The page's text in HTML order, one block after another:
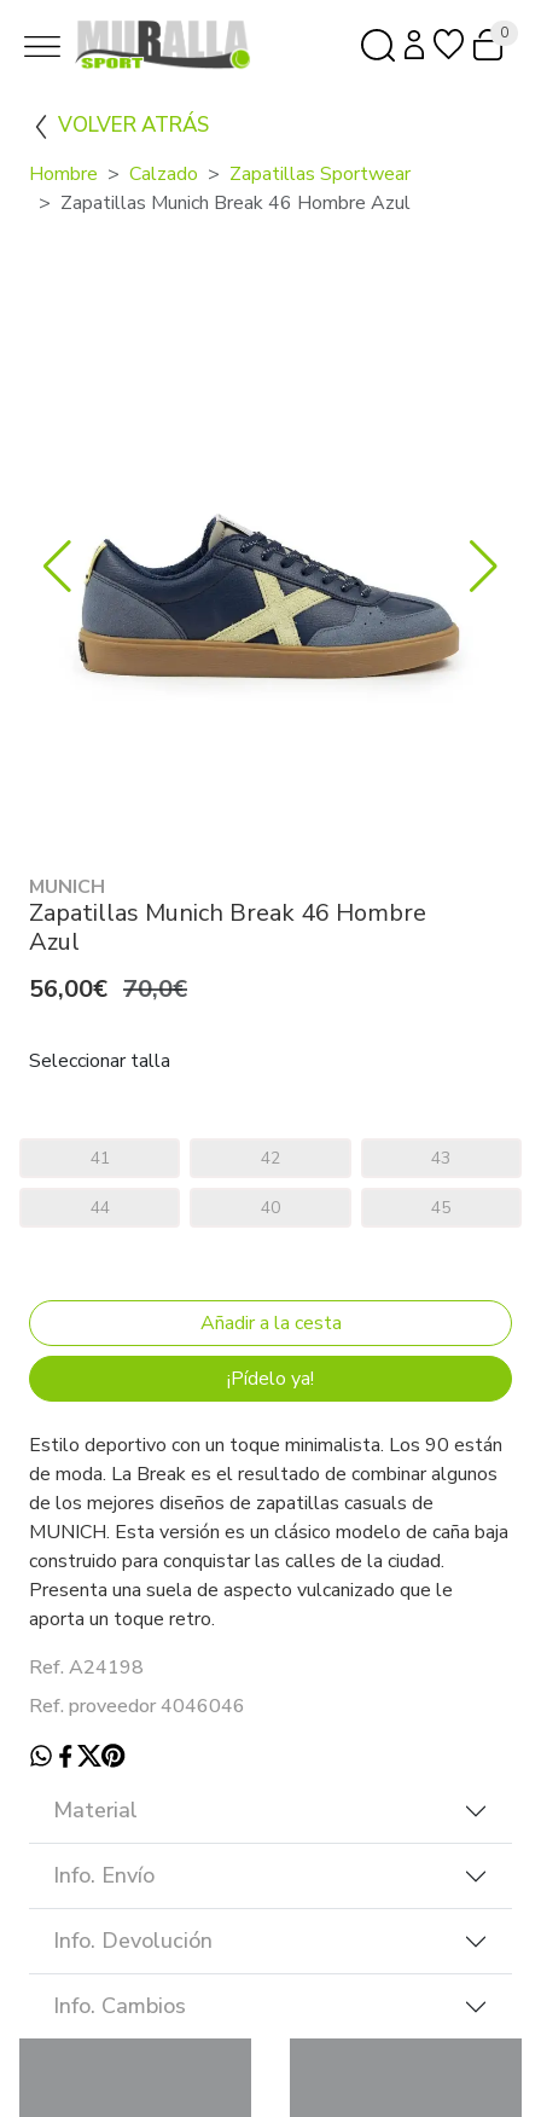
0
VOLVER ATRÁS
Hombre Calzado
Zapatillas Sportwear
Zapatillas Munich Break 46 Hombre Azul
MUNICH
Zapatillas Munich Break 46 Hombre
Azul
56,00€ 70,0€
Seleccionar talla
41 42 43
44 40 45
¡Pídelo ya!
Estilo deportivo con un toque minimalista. Los 90 están
de moda. La Break es el resultado de combinar algunos
de los mejores diseños de zapatillas casuals de
MUNICH. Esta versión es un clásico modelo de caña baja
construido para conquistar las calles de la ciudad.
Presenta una suela de aspecto vulcanizado que le
aporta un toque retro.
Ref. A24198
Ref. proveedor 4046046
Material
Info. Envío
Info. Devolución
Info. Cambios